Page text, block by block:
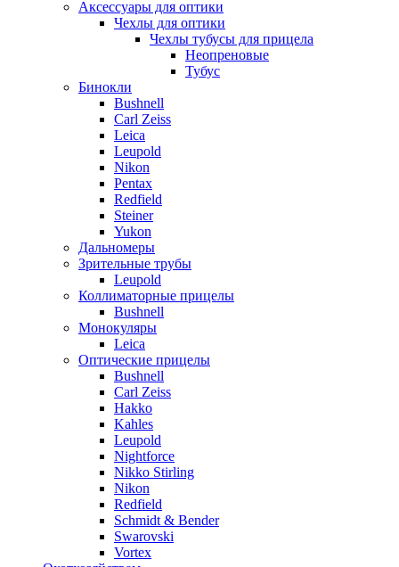
Аксессуары для оптики
Чехлы для оптики
Чехлы тубусы для прицела
Неопреновые
Тубус
Бинокли
Bushnell
Carl Zeiss
Leica
Leupold
Nikon
Pentax
Redfield
Steiner
Yukon
Дальномеры
Зрительные трубы
Leupold
Коллиматорные прицелы
Bushnell
Монокуляры
Leica
Оптические прицелы
Bushnell
Carl Zeiss
Hakko
Kahles
Leupold
Nightforce
Nikko Stirling
Nikon
Redfield
Schmidt & Bender
Swarovski
Vortex